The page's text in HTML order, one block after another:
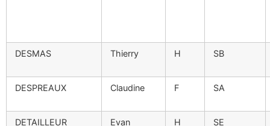
DESMAS Thierry H SB
DESPREAUX Claudine F SA
DETAILLEUR Evan H SE